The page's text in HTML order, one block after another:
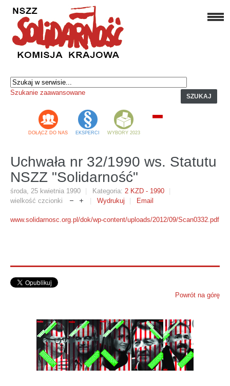
SZUKAJ
Szukanie zaawansowane
DOŁĄCZ DO NAS EKSPERCI WYBORY 2023
Uchwała nr 32/1990 ws. Statutu
NSZZ "Solidarność"
środa, 25 kwietnia 1990 Kategoria: 2 KZD - 1990
wielkość czcionki
Wydrukuj Email
www.solidarnosc.org.pl/dok/wp-content/uploads/2012/09/Scan0332.pdf
Powrót na górę